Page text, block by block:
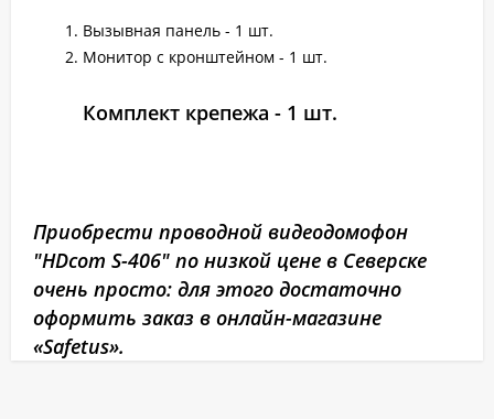
Вызывная панель - 1 шт.
Монитор с кронштейном - 1 шт.
Комплект крепежа - 1 шт.
Приобрести проводной видеодомофон
"HDcom S-406" по низкой цене в Северске
очень просто: для этого достаточно
оформить заказ в онлайн-магазине
«Safetus».